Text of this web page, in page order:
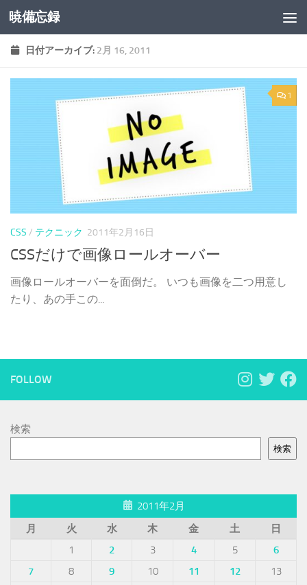
コンテンツへスキップ
暁備忘録
日付アーカイブ: 2月 16, 2011
1
CSS / テクニック 2011年2月16日
CSSだけで画像ロールオーバー
画像ロールオーバーを面倒だ。 いつも画像を二つ用意し
たり、あの手この...
FOLLOW
検索
検索
2011年2月
月
火 水 木 金 土
日
1
2 3 4 5
6
7
8 9 10 11 12
13